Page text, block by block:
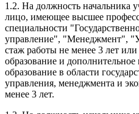
1.2. На должность начальника
лицо, имеющее высшее
специальности
управление", "Менеджмент",
стаж работы не менее 3 лет
образование и
образование в области
управления, менеджмента и
менее 3 лет.